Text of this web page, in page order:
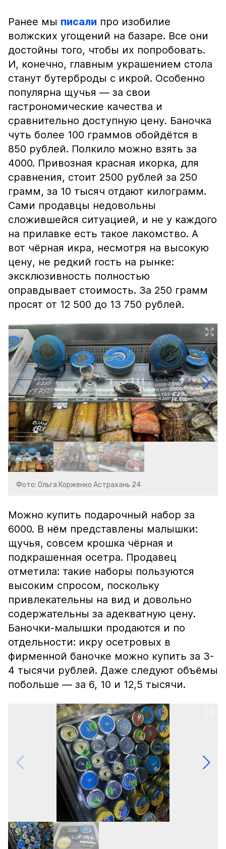
Ранее мы писали про изобилие
волжских угощений на базаре. Все они
достойны того, чтобы их попробовать.
И, конечно, главным украшением стола
станут бутерброды с икрой. Особенно
популярна щучья — за свои
гастрономические качества и
сравнительно доступную цену. Баночка
чуть более 100 граммов обойдётся в
850 рублей. Полкило можно взять за
4000. Привозная красная икорка, для
сравнения, стоит 2500 рублей за 250
грамм, за 10 тысяч отдают килограмм.
Сами продавцы недовольны
сложившейся ситуацией, и не у каждого
на прилавке есть такое лакомство. А
вот чёрная икра, несмотря на высокую
цену, не редкий гость на рынке:
эксклюзивность полностью
оправдывает стоимость. За 250 грамм
просят от 12 500 до 13 750 рублей.
Фото: Ольга Корженко Астрахань 24
Можно купить подарочный набор за
6000. В нём представлены малышки:
щучья, совсем крошка чёрная и
подкрашенная осетра. Продавец
отметила: такие наборы пользуются
высоким спросом, поскольку
привлекательны на вид и довольно
содержательны за адекватную цену.
Баночки-малышки продаются и по
отдельности: икру осетровых в
фирменной баночке можно купить за 3-
4 тысячи рублей. Даже следуют объёмы
побольше — за 6, 10 и 12,5 тысячи.